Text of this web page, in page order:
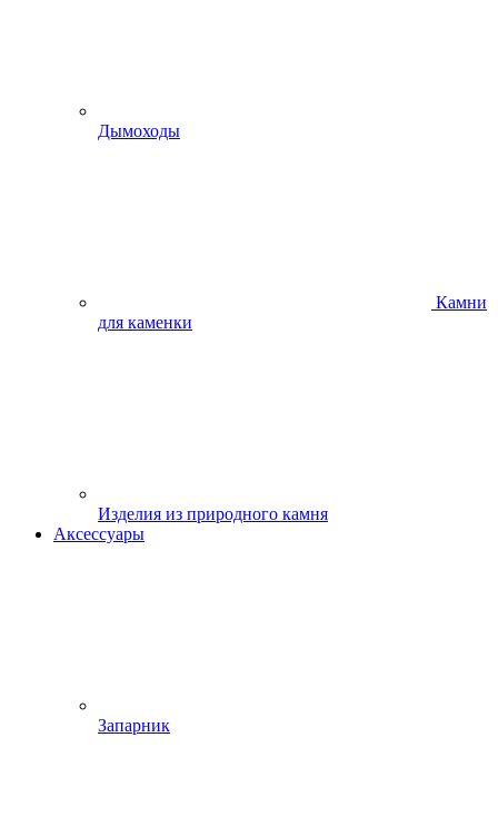
Дымоходы
Камни
для каменки
Изделия из природного камня
Аксессуары
Запарник